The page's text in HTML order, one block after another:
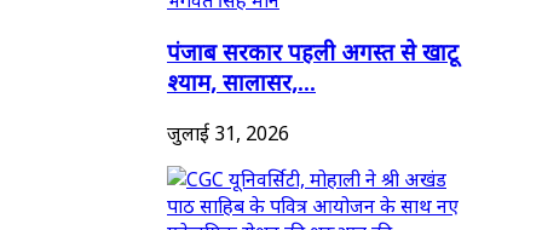
पंजाब सरकार पहली अगस्त से खाटू
श्याम, सालासर,...
जुलाई 31, 2026